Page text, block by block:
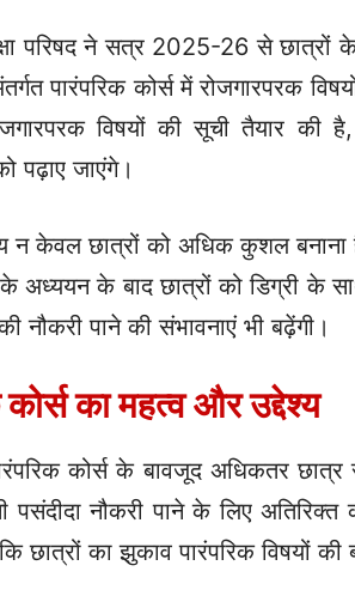
परिषद ने सत्र 2025-26 से छात्रों
पारंपरिक कोर्स में रोजगारपरक
विषयों की सूची तैयार की है,
पढ़ाए जाएंगे।
न केवल छात्रों को अधिक कुशल बनाना
अध्ययन के बाद छात्रों को डिग्री के
नौकरी पाने की संभावनाएं भी बढ़ेंगी।
का महत्व और उद्देश्य
कोर्स के बावजूद अधिकतर
नौकरी पाने के लिए
छात्रों का झुकाव पारंपरिक विषयों